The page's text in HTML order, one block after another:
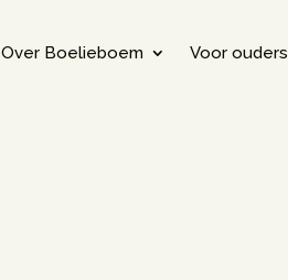
Over Boelieboem Voor ouders